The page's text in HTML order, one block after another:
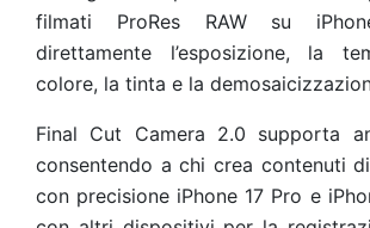
filmati ProRes RAW su
direttamente l’esposizione, la
colore, la tinta e la
Final Cut Camera 2.0 supporta
consentendo a chi crea contenuti
con precisione iPhone 17 Pro e